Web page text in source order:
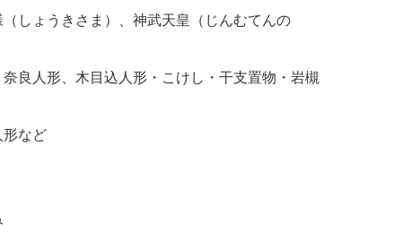
しょうきさま）、神武天皇（じんむてんの
良人形、木目込人形・こけし・干支置物・岩槻
形など